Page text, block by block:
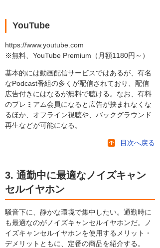
YouTube
https://www.youtube.com
※無料、YouTube Premium（月額1180円～）
基本的には動画配信サービスではあるが、有名
なPodcast番組の多くが配信されており、配信
広告付きにはなるが無料で聴ける。なお、有料
のプレミアム会員になると広告が挟まれなくな
るほか、オフライン視聴や、バックグラウンド
再生などが可能になる。
目次へ戻る
3. 通勤中に最適なノイズキャン
セルイヤホン
騒音下に、静かな環境で集中したい。通勤時に
も最適なのがノイズキャンセルイヤホンだ。ノ
イズキャンセルイヤホンを使用するメリット・
デメリットともに、定番の商品を紹介する。